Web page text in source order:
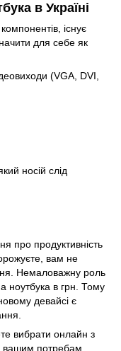
в Україні
існує
для себе як
(VGA, DVI,
носій слід
про продуктивність
вам не
Немаловажну роль
ноутбука в грн. Тому
девайсі є
вибрати онлайн з
вашим потребам.